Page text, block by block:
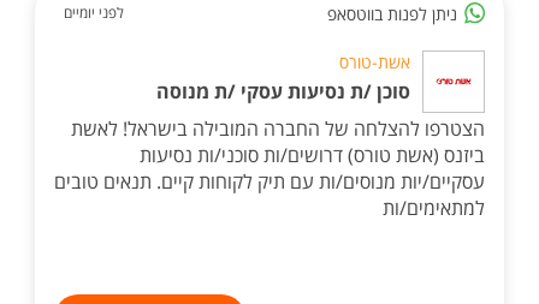
ניתן לפנות בווטסאפ לפני יומיים
אשת-טורס
סוכן /ת נסיעות עסקי /ת מנוסה
הצטרפו להצלחה של החברה המובילה בישראל! לאשת
ביזנס (אשת טורס) דרושים/ות סוכני/ות נסיעות
עסקיים/יות מנוסים/ות עם תיק לקוחות קיים. תנאים טובים
למתאימים/ות